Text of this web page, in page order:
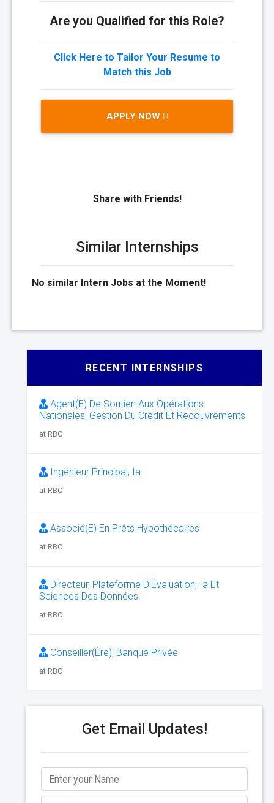
Are you Qualified for this Role?
Click Here to Tailor Your Resume to
Match this Job
APPLY NOW
Share with Friends!
Similar Internships
No similar Intern Jobs at the Moment!
RECENT INTERNSHIPS
Agent(E) De Soutien Aux Opérations
Nationales, Gestion Du Crédit Et Recouvrements
at RBC
Ingénieur Principal, Ia
at RBC
Associé(E) En Prêts Hypothécaires
at RBC
Directeur, Plateforme D’Évaluation, Ia Et
Sciences Des Données
at RBC
Conseiller(Ère), Banque Privée
at RBC
Get Email Updates!